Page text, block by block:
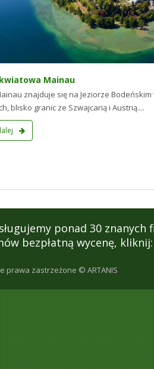
Mainau
znajduje się na Jeziorze
blisko granic ze Szwajcarią i Austrią....
ponad 30
bezpłatną wycenę, kliknij:
prawa zastrzeżone © ARTANIS